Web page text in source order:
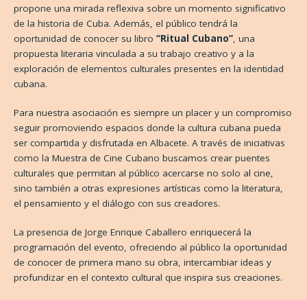
propone una mirada reflexiva sobre un momento significativo
de la historia de Cuba. Además, el público tendrá la
oportunidad de conocer su libro“Ritual Cubano” , una
propuesta literaria vinculada a su trabajo creativo y a la
exploración de elementos culturales presentes en la identidad
cubana.
Para nuestra asociación es siempre un placer y un compromiso
seguir promoviendo espacios donde la cultura cubana pueda
ser compartida y disfrutada en Albacete. A través de iniciativas
como la Muestra de Cine Cubano buscamos crear puentes
culturales que permitan al público acercarse no solo al cine,
sino también a otras expresiones artísticas como la literatura,
el pensamiento y el diálogo con sus creadores.
La presencia de Jorge Enrique Caballero enriquecerá la
programación del evento, ofreciendo al público la oportunidad
de conocer de primera mano su obra, intercambiar ideas y
profundizar en el contexto cultural que inspira sus creaciones.